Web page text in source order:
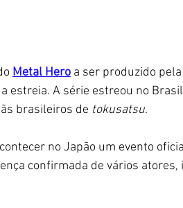
Metal Hero a ser produzido pela
estreia. A série estreou no
brasileiros de tokusatsu.
no Japão um evento
confirmada de vários